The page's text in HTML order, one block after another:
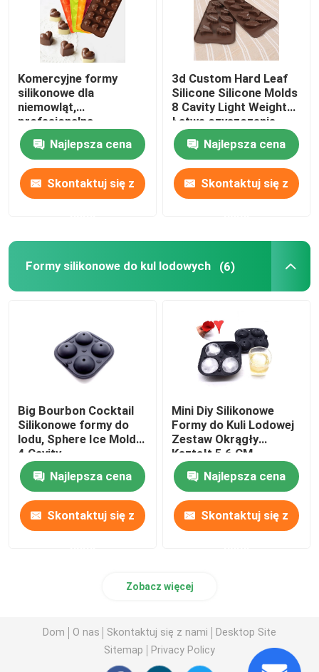
Komercyjne formy
silikonowe dla
niemowląt,
profesjonalna
czekolada
Najlepsza cena
Skontaktuj się z
3d Custom Hard Leaf
Silicone Silicone Molds
8 Cavity Light Weight
Łatwe czyszczenie
Najlepsza cena
Skontaktuj się z
Formy silikonowe do kul lodowych (6)
Big Bourbon Cocktail
Silikonowe formy do
lodu, Sphere Ice Molds
4 Cavity
Najlepsza cena
Skontaktuj się z
Mini Diy Silikonowe
Formy do Kuli Lodowej
Zestaw Okrągły
Kształt 5,6 CM
Średnica Do Napojów
Najlepsza cena
Skontaktuj się z
Zobacz więcej
Dom O nas Skontaktuj się z nami
Desktop Site
Sitemap
Privacy Policy